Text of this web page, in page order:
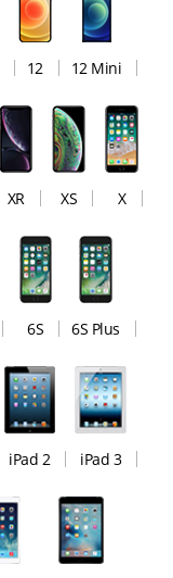
12 12 Mini
XR XS X
6S 6S Plus
iPad 2 iPad 3